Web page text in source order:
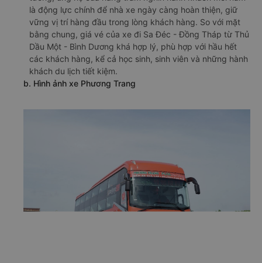
là động lực chính để nhà xe ngày càng hoàn thiện, giữ
vững vị trí hàng đầu trong lòng khách hàng. So với mặt
bằng chung, giá vé của xe đi Sa Đéc - Đồng Tháp từ Thủ
Dầu Một - Bình Dương khá hợp lý, phù hợp với hầu hết
các khách hàng, kể cả học sinh, sinh viên và những hành
khách du lịch tiết kiệm.
b. Hình ảnh xe Phương Trang